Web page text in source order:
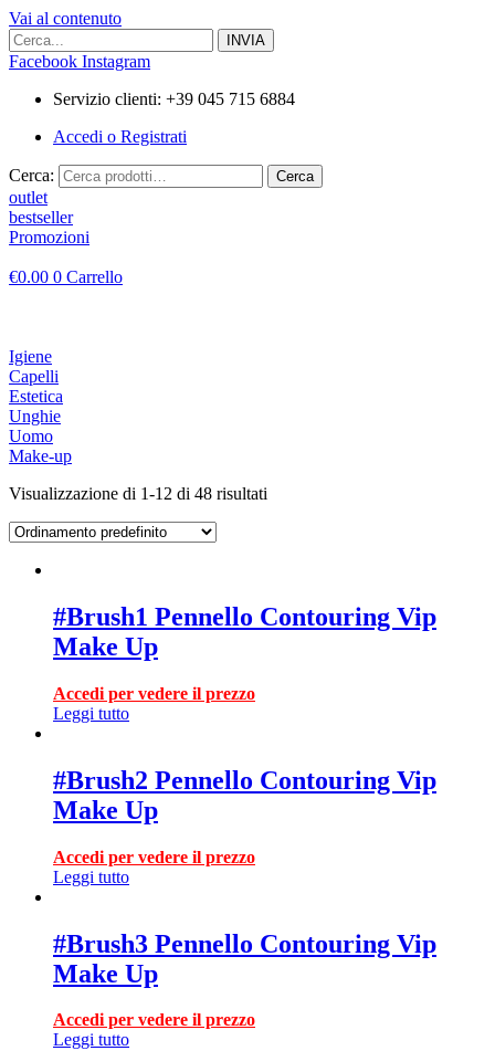
Vai al contenuto
Facebook Instagram
Servizio clienti: +39 045 715 6884
Accedi o Registrati
Cerca: Cerca
outlet
bestseller
Promozioni
€0.00 0 Carrello
Igiene
Capelli
Estetica
Unghie
Uomo
Make-up
Visualizzazione di 1-12 di 48 risultati
#Brush1 Pennello Contouring Vip
Make Up
Accedi per vedere il prezzo
Leggi tutto
#Brush2 Pennello Contouring Vip
Make Up
Accedi per vedere il prezzo
Leggi tutto
#Brush3 Pennello Contouring Vip
Make Up
Accedi per vedere il prezzo
Leggi tutto